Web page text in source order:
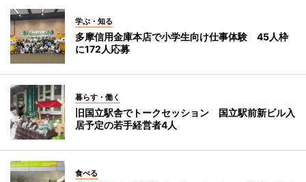
学ぶ・知る
多摩信用金庫本店で小学生向け仕事体験 45人枠
に172人応募
暮らす・働く
旧国立駅舎でトークセッション 国立駅前新ビル入
居予定の若手経営者4人
食べる